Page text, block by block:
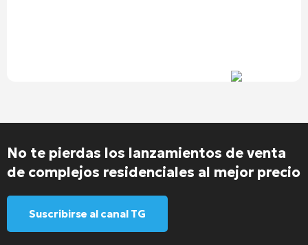
No te pierdas los lanzamientos de venta
de complejos residenciales al mejor precio
Suscribirse al canal TG